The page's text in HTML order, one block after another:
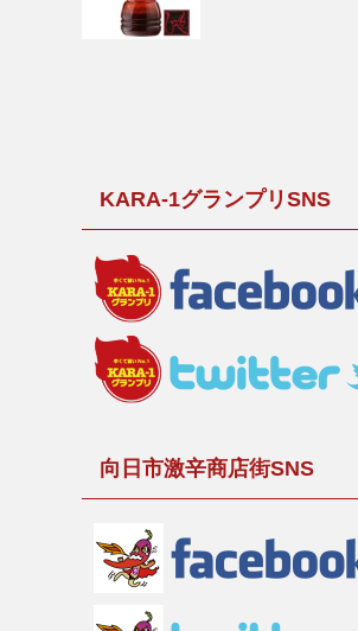
KARA-1グランプリSNS
向日市激辛商店街SNS